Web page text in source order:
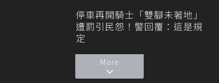
停車再開騎士「雙腳未著地」
遭罰引民怨！警回覆：這是規
定
More